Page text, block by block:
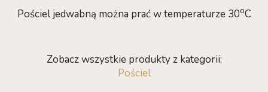
Pościel jedwabną można prać w temperaturze 30oC
Zobacz wszystkie produkty z kategorii:
Pościel